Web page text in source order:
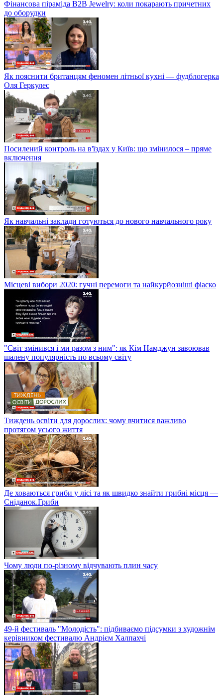
Фінансова піраміда B2B Jewelry: коли покарають причетних
до оборудки
Як пояснити британцям феномен літньої кухні — фудблогерка
Оля Геркулес
Посилений контроль на в'їздах у Київ: що змінилося – пряме
включення
Як навчальні заклади готуються до нового навчального року
Місцеві вибори 2020: гучні перемоги та найкурйозніші фіаско
"Світ змінився і ми разом з ним": як Кім Намджун завоював
шалену популярність по всьому світу
Тиждень освіти для дорослих: чому вчитися важливо
протягом усього життя
Де ховаються гриби у лісі та як швидко знайти грибні місця —
Сніданок.Гриби
Чому люди по-різному відчувають плин часу
49-й фестиваль "Молодість": підбиваємо підсумки з художнім
керівником фестивалю Андрієм Халпахчі